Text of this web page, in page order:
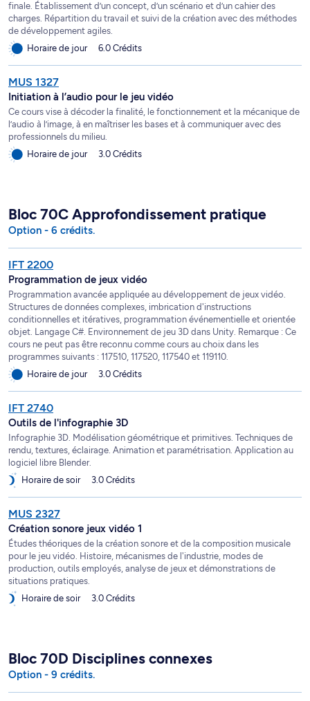
finale. Établissement d’un concept, d’un scénario et d’un cahier des
charges. Répartition du travail et suivi de la création avec des méthodes
de développement agiles.
Horaire de jour
6.0 Crédits
MUS 1327
Initiation à l’audio pour le jeu vidéo
Ce cours vise à décoder la finalité, le fonctionnement et la mécanique de
l’audio à l’image, à en maîtriser les bases et à communiquer avec des
professionnels du milieu.
Horaire de jour
3.0 Crédits
Bloc 70C Approfondissement pratique
Option - 6 crédits.
IFT 2200
Programmation de jeux vidéo
Programmation avancée appliquée au développement de jeux vidéo.
Structures de données complexes, imbrication d'instructions
conditionnelles et itératives, programmation événementielle et orientée
objet. Langage C#. Environnement de jeu 3D dans Unity. Remarque : Ce
cours ne peut pas être reconnu comme cours au choix dans les
programmes suivants : 117510, 117520, 117540 et 119110.
Horaire de jour
3.0 Crédits
IFT 2740
Outils de l'infographie 3D
Infographie 3D. Modélisation géométrique et primitives. Techniques de
rendu, textures, éclairage. Animation et paramétrisation. Application au
logiciel libre Blender.
Horaire de soir
3.0 Crédits
MUS 2327
Création sonore jeux vidéo 1
Études théoriques de la création sonore et de la composition musicale
pour le jeu vidéo. Histoire, mécanismes de l'industrie, modes de
production, outils employés, analyse de jeux et démonstrations de
situations pratiques.
Horaire de soir
3.0 Crédits
Bloc 70D Disciplines connexes
Option - 9 crédits.